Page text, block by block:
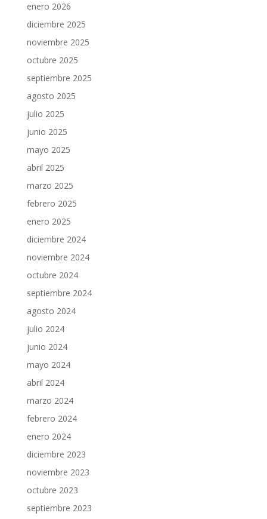
enero 2026
diciembre 2025
noviembre 2025
octubre 2025
septiembre 2025
agosto 2025
julio 2025
junio 2025
mayo 2025
abril 2025
marzo 2025
febrero 2025
enero 2025
diciembre 2024
noviembre 2024
octubre 2024
septiembre 2024
agosto 2024
julio 2024
junio 2024
mayo 2024
abril 2024
marzo 2024
febrero 2024
enero 2024
diciembre 2023
noviembre 2023
octubre 2023
septiembre 2023